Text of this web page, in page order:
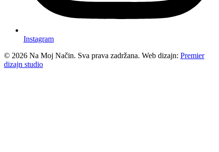
Instagram
© 2026 Na Moj Način. Sva prava zadržana. Web dizajn: Premier
dizajn studio